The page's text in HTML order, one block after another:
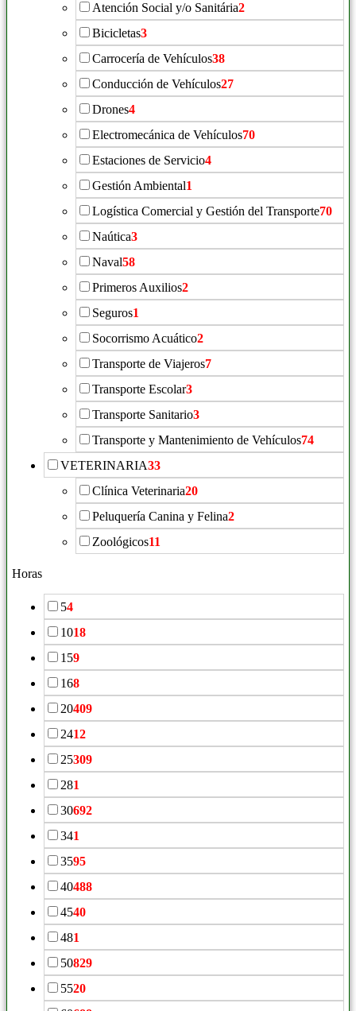
Atención Social y/o Sanitária2
Bicicletas3
Carrocería de Vehículos38
Conducción de Vehículos27
Drones4
Electromecánica de Vehículos70
Estaciones de Servicio4
Gestión Ambiental1
Logística Comercial y Gestión del Transporte70
Naútica3
Naval58
Primeros Auxilios2
Seguros1
Socorrismo Acuático2
Transporte de Viajeros7
Transporte Escolar3
Transporte Sanitario3
Transporte y Mantenimiento de Vehículos74
VETERINARIA33
Clínica Veterinaria20
Peluquería Canina y Felina2
Zoológicos11
Horas
54
1018
159
168
20409
2412
25309
281
30692
341
3595
40488
4540
481
50829
5520